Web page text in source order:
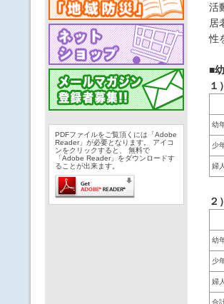
PDFファイルをご覧頂くには「Adobe
Reader」が必要となります。 アイコ
ンをクリックすると、 無料で
「Adobe Reader」をダウンロードす
ることが出来ます。
活
居
性
■
１
幼
少
婦
２
幼
少
婦
合